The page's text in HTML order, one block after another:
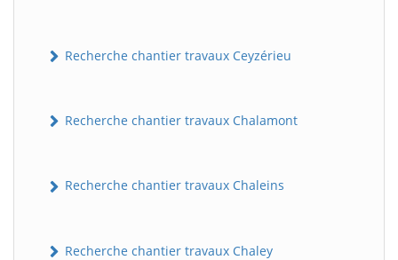
Recherche chantier travaux Ceyzérieu
Recherche chantier travaux Chalamont
Recherche chantier travaux Chaleins
Recherche chantier travaux Chaley